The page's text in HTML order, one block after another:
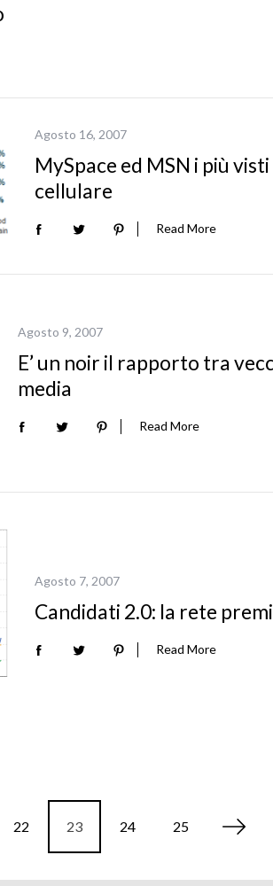
Agosto 16, 2007
MySpace ed MSN i più visti
cellulare
Read More
Agosto 9, 2007
E’ un noir il rapporto tra
media
Read More
Agosto 7, 2007
Candidati 2.0: la rete
Read More
22 23 24 25